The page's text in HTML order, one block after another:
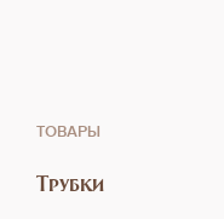
ТОВАРЫ
Трубки